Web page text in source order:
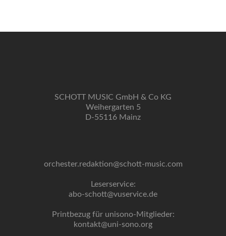
SCHOTT MUSIC GmbH & Co KG
Weihergarten 5
D-55116 Mainz
orchester.redaktion@schott-music.com
Leserservice:
abo-schott@vuservice.de
Printbezug für unisono-Mitglieder:
kontakt@uni-sono.org